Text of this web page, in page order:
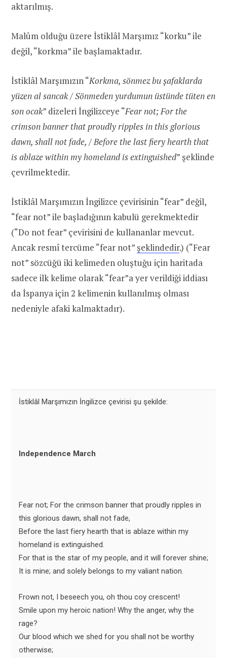
aktarılmış.
Malûm olduğu üzere İstiklâl Marşımız “korku” ile
değil, “korkma” ile başlamaktadır.
İstiklâl Marşımızın “Korkma, sönmez bu şafaklarda
yüzen al sancak / Sönmeden yurdumun üstünde tüten en
son ocak” dizeleri İngilizceye “Fear not; For the
crimson banner that proudly ripples in this glorious
dawn, shall not fade, / Before the last fiery hearth that
is ablaze within my homeland is extinguished” şeklinde
çevrilmektedir.
İstiklâl Marşımızın İngilizce çevirisinin “fear” değil,
“fear not” ile başladığının kabulü gerekmektedir
(“Do not fear” çevirisini de kullananlar mevcut.
Ancak resmî tercüme “fear not”şeklindedir.) (“Fear
not” sözcüğü iki kelimeden oluştuğu için haritada
sadece ilk kelime olarak “fear”a yer verildiği iddiası
da İspanya için 2 kelimenin kullanılmış olması
nedeniyle afaki kalmaktadır).
İstiklâl Marşımızın İngilizce çevirisi şu şekilde:
Independence March
Fear not; For the crimson banner that proudly ripples in
this glorious dawn, shall not fade,
Before the last fiery hearth that is ablaze within my
homeland is extinguished.
For that is the star of my people, and it will forever shine;
It is mine; and solely belongs to my valiant nation.
Frown not, I beseech you, oh thou coy crescent!
Smile upon my heroic nation! Why the anger, why the
rage?
Our blood which we shed for you shall not be worthy
otherwise;